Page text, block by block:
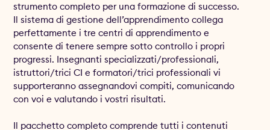
strumento completo per una formazione di successo.
Il sistema di gestione dell’apprendimento collega
perfettamente i tre centri di apprendimento e
consente di tenere sempre sotto controllo i propri
progressi. Insegnanti specializzati/professionali,
istruttori/trici CI e formatori/trici professionali vi
supporteranno assegnandovi compiti, comunicando
con voi e valutando i vostri risultati.
Il pacchetto completo comprende tutti i contenuti